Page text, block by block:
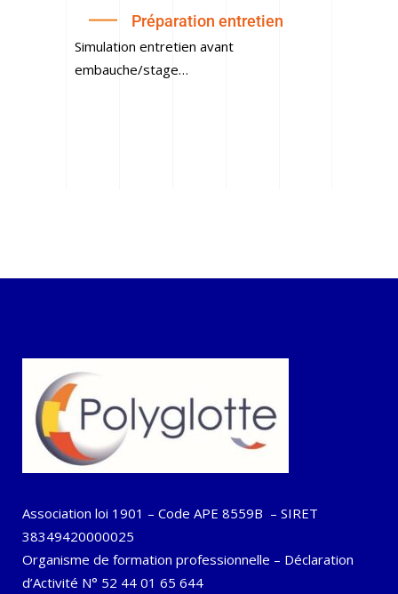
Préparation entretien
Simulation entretien avant
embauche/stage…
Association loi 1901 – Code APE 8559B – SIRET
38349420000025
Organisme de formation professionnelle – Déclaration
d’Activité N° 52 44 01 65 644